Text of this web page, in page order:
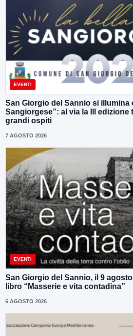
EVENTI
San Giorgio del Sannio si illumina
Sangiorgese”: al via la III edizione
grandi ospiti
7 AGOSTO 2026
EVENTI
San Giorgio del Sannio, il 9
libro “Masserie e vita contadina”
6 AGOSTO 2026